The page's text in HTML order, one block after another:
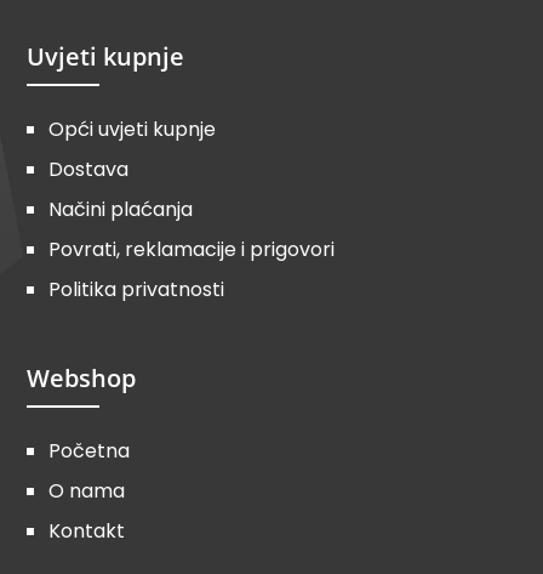
Uvjeti kupnje
Opći uvjeti kupnje
Dostava
Načini plaćanja
Povrati, reklamacije i prigovori
Politika privatnosti
Webshop
Početna
O nama
Kontakt